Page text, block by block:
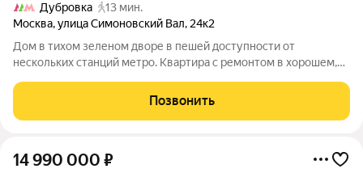
Дубровка
13 мин.
Москва,улица Симоновский Вал, 24к2
Дом в тихом зеленом дворе в пешей доступности от
нескольких станций метро. Квартира с ремонтом в хорошем,
спокойно. СУС установлена душевая кабина. Гардеробная
комната, просторная прихожая.
Позвонить
14 990 000 ₽